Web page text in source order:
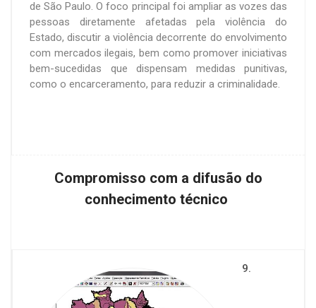
de São Paulo. O foco principal foi ampliar as vozes das
pessoas diretamente afetadas pela violência do
Estado, discutir a violência decorrente do envolvimento
com mercados ilegais, bem como promover iniciativas
bem-sucedidas que dispensam medidas punitivas,
como o encarceramento, para reduzir a criminalidade.
Compromisso com a difusão do
conhecimento técnico
9.